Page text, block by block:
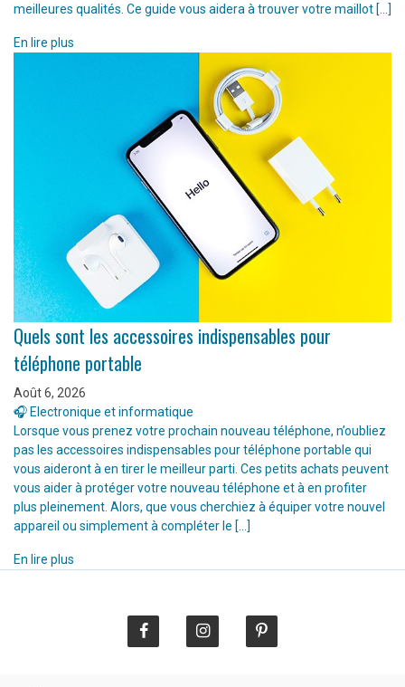
meilleures qualités. Ce guide vous aidera à trouver votre maillot […]
En lire plus
Quels sont les accessoires indispensables pour
téléphone portable
Août 6, 2026
🎧 Electronique et informatique
Lorsque vous prenez votre prochain nouveau téléphone, n’oubliez
pas les accessoires indispensables pour téléphone portable qui
vous aideront à en tirer le meilleur parti. Ces petits achats peuvent
vous aider à protéger votre nouveau téléphone et à en profiter
plus pleinement. Alors, que vous cherchiez à équiper votre nouvel
appareil ou simplement à compléter le […]
En lire plus